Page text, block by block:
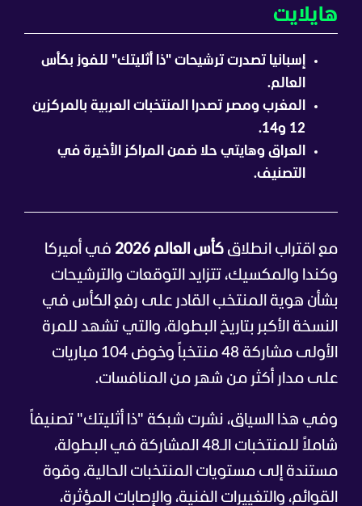
هايلايت
إسبانيا تصدرت ترشيحات "ذا أثليتك" للفوز بكأس
العالم.
المغرب ومصر تصدرا المنتخبات العربية بالمركزين
12 و14.
العراق وهايتي حلا ضمن المراكز الأخيرة في
التصنيف.
مع اقتراب انطلاق كأس العالم 2026
في أميركا
وكندا والمكسيك، تتزايد التوقعات والترشيحات
بشأن هوية المنتخب القادر على رفع الكأس في
النسخة الأكبر بتاريخ البطولة، والتي تشهد للمرة
الأولى مشاركة 48 منتخباً وخوض 104 مباريات
على مدار أكثر من شهر من المنافسات.
وفي هذا السياق، نشرت شبكة "ذا أثليتك" تصنيفاً
شاملاً للمنتخبات الـ48 المشاركة في البطولة،
مستندة إلى مستويات المنتخبات الحالية، وقوة
القوائم، والتغييرات الفنية، والإصابات المؤثرة،